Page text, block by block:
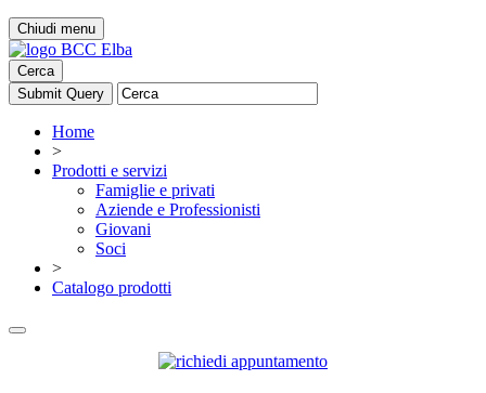
Chiudi menu
Cerca
Home
>
Prodotti e servizi
Famiglie e privati
Aziende e Professionisti
Giovani
Soci
>
Catalogo prodotti